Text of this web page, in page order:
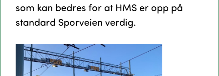
som kan bedres for at HMS er opp på
standard Sporveien verdig.